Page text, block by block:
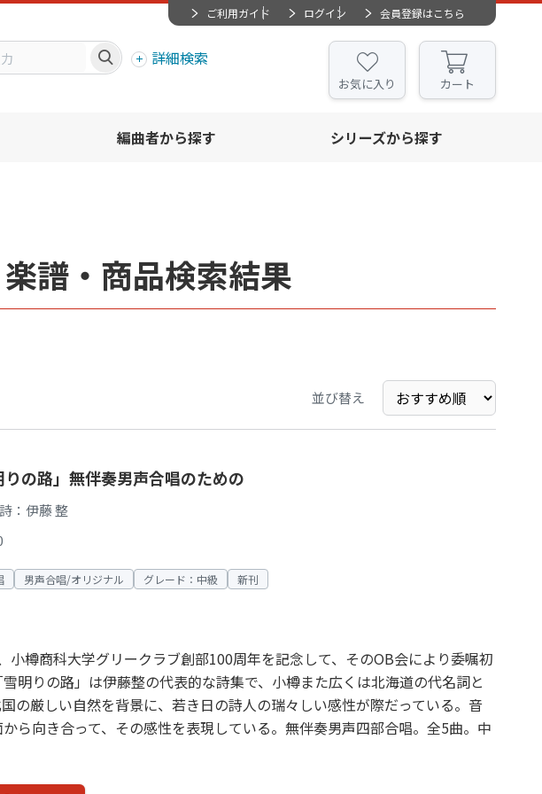
ご利用ガイド ログイン 会員登録はこちら
詳細検索
お気に入り カート
編曲者から探す シリーズから探す
譜・商品検索結果
並び替え
の路」無伴奏男声合唱のための
：伊藤 整
男声合唱/オリジナル グレード：中級 新刊
小樽商科大学グリークラブ創部100周年を記念して、そのOB会により委嘱初
明りの路」は伊藤整の代表的な詩集で、小樽また広くは北海道の代名詞と
の厳しい自然を背景に、若き日の詩人の瑞々しい感性が際だっている。音
ら向き合って、その感性を表現している。無伴奏男声四部合唱。全5曲。中